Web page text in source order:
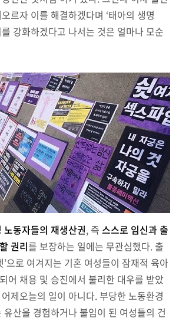
르자 이를 해결하겠다며 ‘태아의 생명
강화하겠다고 나서는 것은 얼마나 모순
노동자들의 재생산권, 즉 스스로 임신과 출
권리를 보장하는 일에는 무관심했다. 출
’으로 여겨지는 기혼 여성들이 잠재적 육아
어 채용 및 승진에서 불리한 대우를 받았
제오늘의 일이 아니다. 부당한 노동환경
산을 경험하거나 불임이 된 여성들의 건